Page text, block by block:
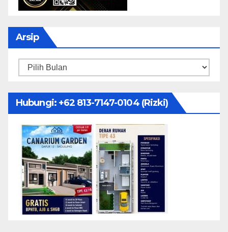
Arsip
Arsip
Hubungi: ‪+62 813-7147-0104‬ (Rizki)